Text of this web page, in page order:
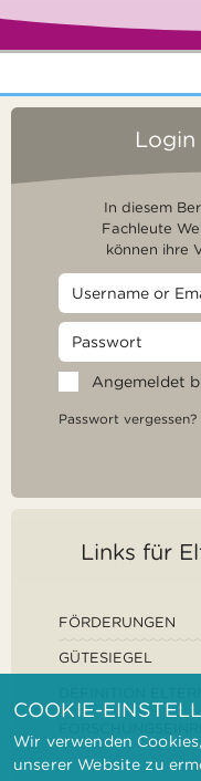
In diesem
Fachleute
können ihre
Angemeldet
Passwort vergessen?
Links für
FÖRDERUNGEN
GÜTESIEGEL
COOKIE-
Wir verwenden
unserer Website zu